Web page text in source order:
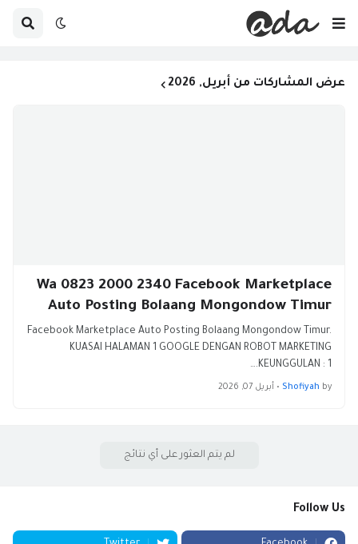
عرض المشاركات من أبريل, 2026
Wa 0823 2000 2340 Facebook Marketplace
Auto Posting Bolaang Mongondow Timur
Facebook Marketplace Auto Posting Bolaang Mongondow Timur.
KUASAI HALAMAN 1 GOOGLE DENGAN ROBOT MARKETING
KEUNGGULAN : 1.…
by
Shofiyah
• أبريل 07, 2026
لم يتم العثور على أي نتائج
Follow Us